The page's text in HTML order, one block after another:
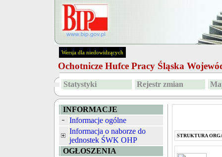
Wersja dla niedowidzących
Ochotnicze Hufce Pracy Śląska
Statystyki Rejestr zmian
INFORMACJE
Informacje ogólne
Informacja o naborze do
jednostek ŚWK OHP
OGŁOSZENIA
STRUKTURA